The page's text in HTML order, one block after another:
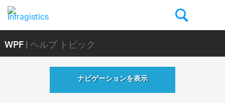
WPF| ヘルプ トピック
ナビゲーションを表示